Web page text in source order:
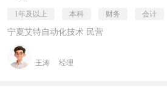
1年及以上 本科 财务 会计
宁夏艾特自动化技术 民营
王涛 经理